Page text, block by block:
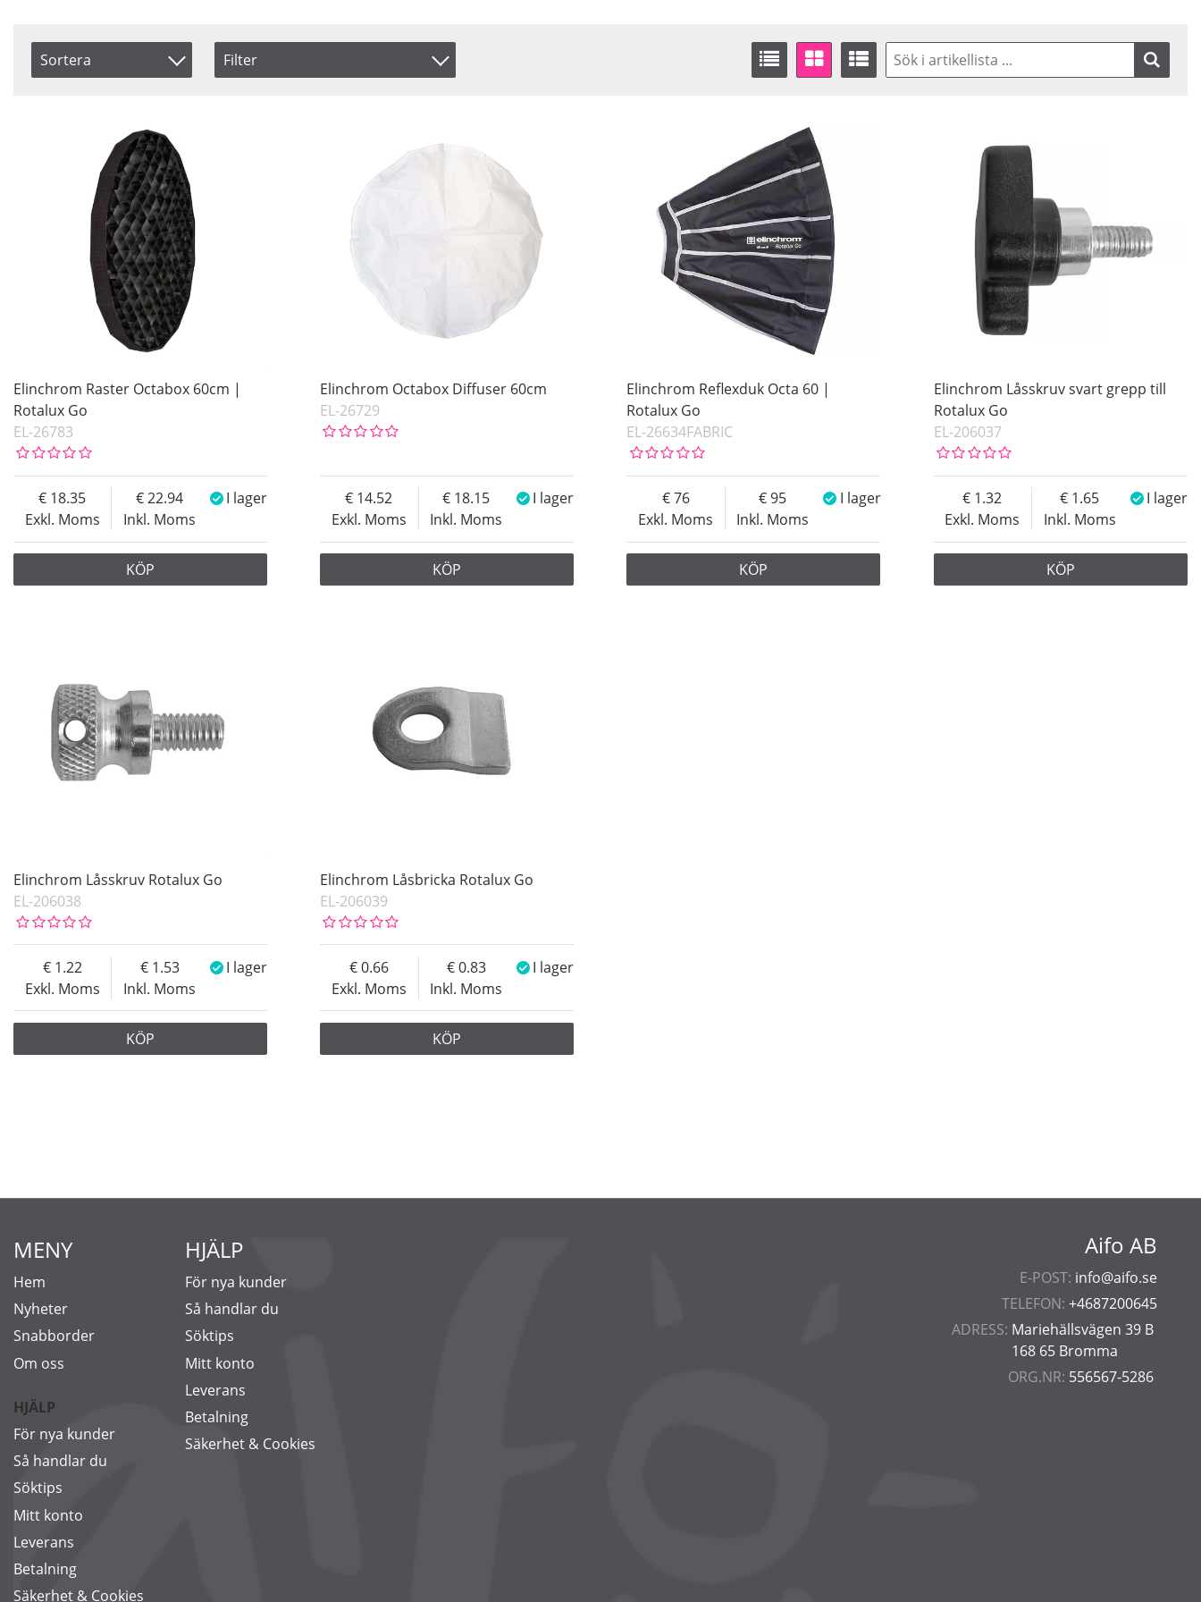
Sortera
Inkl. Moms
Filter
Elinchrom Raster Octabox 60cm |
Rotalux Go
EL-26783
Exkl. Moms
18.35
Inkl. Moms
22.94 I lager
KÖP
Elinchrom Octabox Diffuser 60cm
EL-26729
Exkl. Moms
14.52
Inkl. Moms
18.15 I lager
KÖP
Elinchrom Reflexduk Octa 60 |
Rotalux Go
EL-26634FABRIC
Exkl. Moms
76
Inkl. Moms
95 I lager
KÖP
Elinchrom Låsskruv svart grepp till
Rotalux Go
EL-206037
Exkl. Moms
1.32
Inkl. Moms
1.65 I lager
KÖP
Elinchrom Låsskruv Rotalux Go
EL-206038
Exkl. Moms
1.22
Inkl. Moms
1.53 I lager
KÖP
Elinchrom Låsbricka Rotalux Go
EL-206039
Exkl. Moms
0.66
Inkl. Moms
0.83 I lager
KÖP
Aifo AB
E-POST: info@aifo.se
TELEFON: +4687200645
ADRESS: Mariehällsvägen 39 B
168 65 Bromma
ORG.NR: 556567-5286
MENY
Hem
Nyheter
Snabborder
Om oss
HJÄLP
För nya kunder
Så handlar du
Söktips
Mitt konto
Leverans
Betalning
Säkerhet & Cookies
HJÄLP
För nya kunder
Så handlar du
Söktips
Mitt konto
Leverans
Betalning
Säkerhet & Cookies